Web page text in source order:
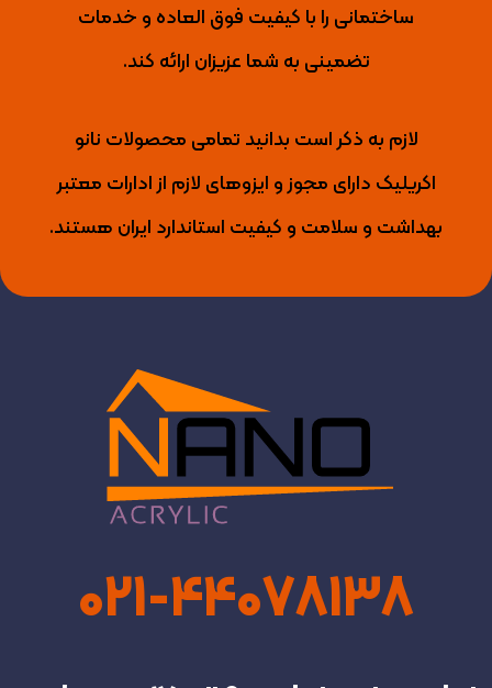
ساختمانی را با کیفیت فوق العاده و خدمات
تضمینی به شما عزیزان ارائه کند.
لازم به ذکر است بدانید تمامی محصولات نانو
اکریلیک دارای مجوز و ایزوهای لازم از ادارات معتبر
بهداشت و سلامت و کیفیت استاندارد ایران هستند.
021-44078138